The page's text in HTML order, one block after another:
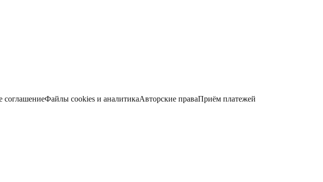
соглашениеФайлы cookies и аналитикаАвторские праваПриём платежей